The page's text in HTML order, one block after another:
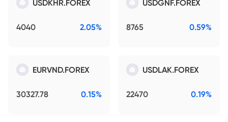
USDKHR.FOREX
4040 2.05%
USDGNF.FOREX
8765 0.59%
EURVND.FOREX
30327.78 0.15%
USDLAK.FOREX
22470 0.19%